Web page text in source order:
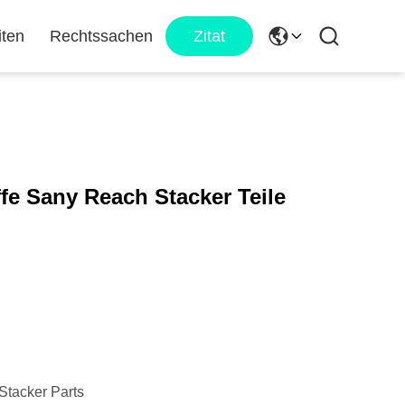
Rechtssachen Zitat
Sany Reach Stacker Teile
Parts